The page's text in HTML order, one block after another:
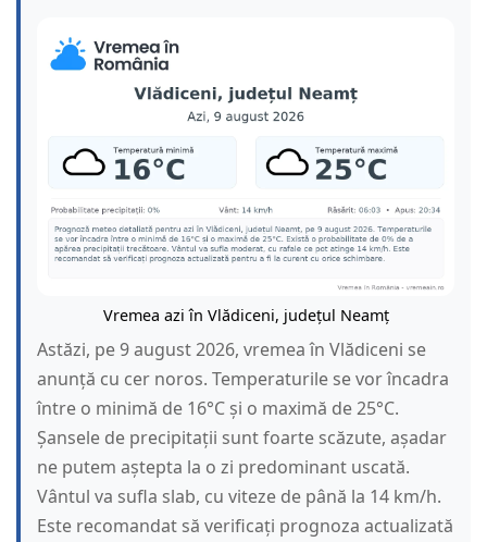
Vremea azi în Vlădiceni, județul Neamț
Astăzi, pe 9 august 2026, vremea în Vlădiceni se
anunță cu cer noros. Temperaturile se vor încadra
între o minimă de 16°C și o maximă de 25°C.
Șansele de precipitații sunt foarte scăzute, așadar
ne putem aștepta la o zi predominant uscată.
Vântul va sufla slab, cu viteze de până la 14 km/h.
Este recomandat să verificați prognoza actualizată